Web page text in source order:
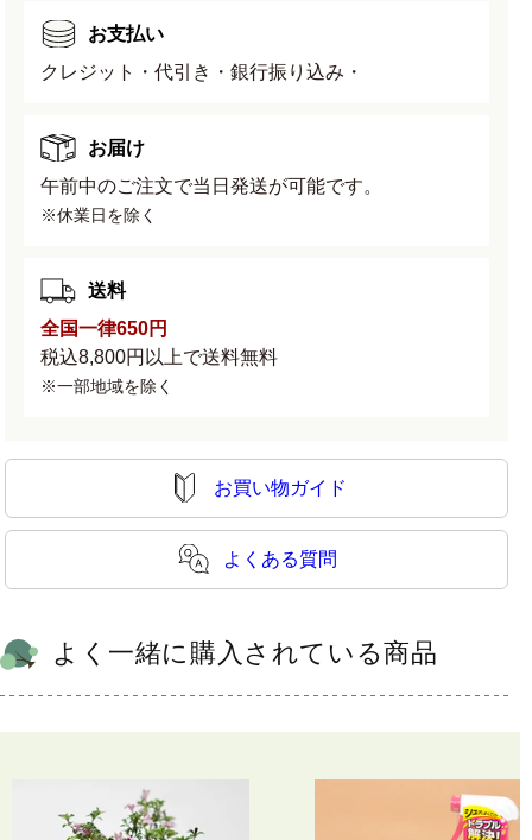
数
量
を
ら
す
量
を
お支払い
クレジット・代引き・銀行振り込み・
お届け
午前中のご注文で当日発送が可能です。
※休業日を除く
送料
全国一律650円
税込8,800円以上で送料無料
※一部地域を除く
お買い物ガイド
よくある質問
よく一緒に購入されている商品